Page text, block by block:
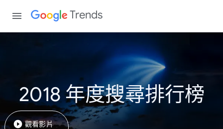
Trends
2018 年度搜尋排行榜
觀看影片